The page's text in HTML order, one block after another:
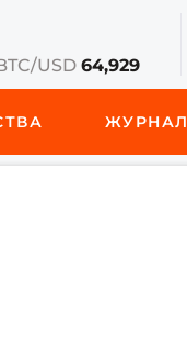
USD 64,929
ЖУРНАЛ